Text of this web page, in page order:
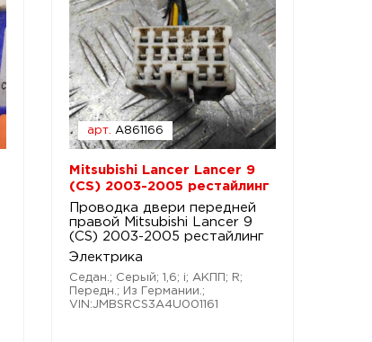
арт. A861166
Mitsubishi Lancer Lancer 9
(CS) 2003-2005 рестайлинг
Проводка двери передней
правой Mitsubishi Lancer 9
(CS) 2003-2005 рестайлинг
Электрика
Седан.; Серый; 1,6; i; АКПП; R;
Передн.; Из Германии.;
VIN:JMBSRCS3A4U001161